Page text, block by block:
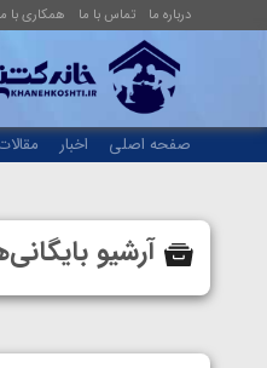
درباره ما تماس با ما همکاری با
صفحه اصلی اخبار
آرشیو